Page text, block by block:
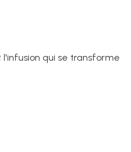
qui se transforme